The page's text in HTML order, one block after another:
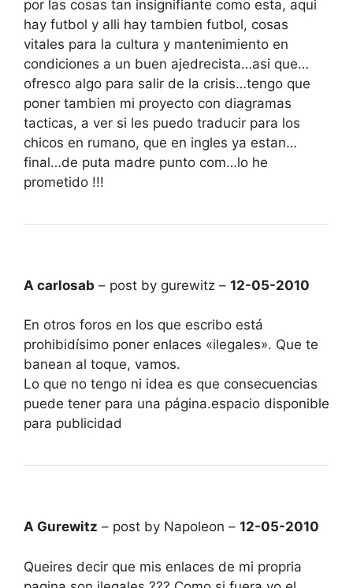
por las cosas tan insignifiante como esta, aqui
hay futbol y alli hay tambien futbol, cosas
vitales para la cultura y mantenimiento en
condiciones a un buen ajedrecista…asi que…
ofresco algo para salir de la crisis…tengo que
poner tambien mi proyecto con diagramas
tacticas, a ver si les puedo traducir para los
chicos en rumano, que en ingles ya estan…
final…de puta madre punto com…lo he
prometido !!!
A carlosab – post by gurewitz – 12-05-2010
En otros foros en los que escribo está
prohibidísimo poner enlaces «ilegales». Que te
banean al toque, vamos.
Lo que no tengo ni idea es que consecuencias
puede tener para una página.espacio disponible
para publicidad
A Gurewitz – post by Napoleon – 12-05-2010
Queires decir que mis enlaces de mi propria